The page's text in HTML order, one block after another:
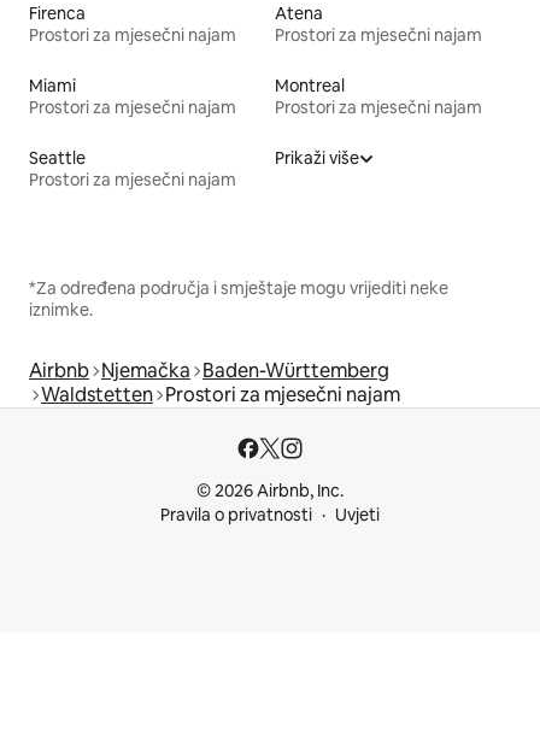
Firenca
Prostori za mjesečni najam
Atena
Prostori za mjesečni najam
Miami
Prostori za mjesečni najam
Montreal
Prostori za mjesečni najam
Seattle
Prostori za mjesečni najam
Prikaži više
*Za određena područja i smještaje mogu vrijediti neke
iznimke.
Airbnb Njemačka Baden-Württemberg
Waldstetten Prostori za mjesečni najam
© 2026 Airbnb, Inc.
Pravila o privatnosti
Uvjeti